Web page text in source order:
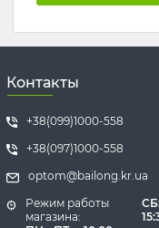
Контакты
+38(099)1000-558
+38(097)1000-558
optom@bailong.kr.ua
Режим работы
магазина:
СБ